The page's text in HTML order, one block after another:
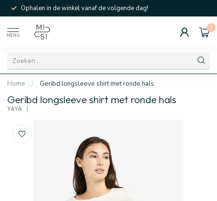
Ophalen in de winkel vanaf de volgende dag!
MENU
0
Home / Geribd longsleeve shirt met ronde hals
Geribd longsleeve shirt met ronde hals
YAYA